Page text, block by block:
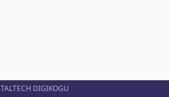
TALTECH DIGIKOGU